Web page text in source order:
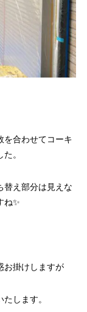
を合わせてコーキ
。
替え部分は見えな
ね✨
お掛けしますが
します。